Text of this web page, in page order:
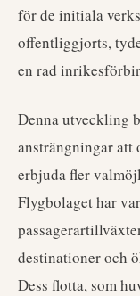
för de initiala
offentliggjorts,
en rad
Denna utveckling
ansträngningar att
erbjuda fler
Flygbolaget har
destinationer och
Dess flotta, som